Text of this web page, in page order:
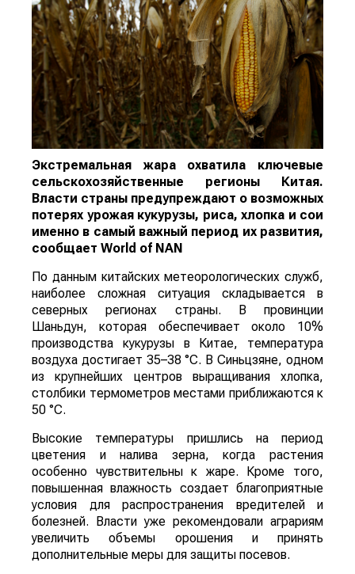
Экстремальная жара охватила ключевые
сельскохозяйственные регионы Китая.
Власти страны предупреждают о возможных
потерях урожая кукурузы, риса, хлопка и сои
именно в самый важный период их развития,
сообщает World of NAN
По данным китайских метеорологических служб,
наиболее сложная ситуация складывается в
северных регионах страны. В провинции
Шаньдун, которая обеспечивает около 10%
производства кукурузы в Китае, температура
воздуха достигает 35–38 °C. В Синьцзяне, одном
из крупнейших центров выращивания хлопка,
столбики термометров местами приближаются к
50 °C.
Высокие температуры пришлись на период
цветения и налива зерна, когда растения
особенно чувствительны к жаре. Кроме того,
повышенная влажность создает благоприятные
условия для распространения вредителей и
болезней. Власти уже рекомендовали аграриям
увеличить объемы орошения и принять
дополнительные меры для защиты посевов.